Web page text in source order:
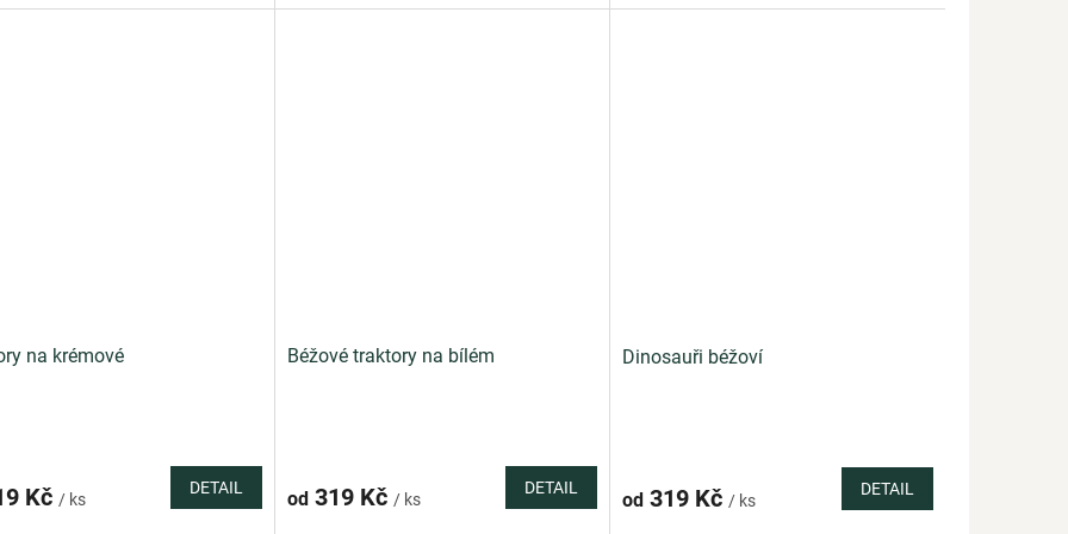
na krémové
Kč / ks
DETAIL
Béžové traktory na bílém
od319 Kč / ks
DETAIL
Dinosauři béžoví
od319 Kč / ks
DETAIL